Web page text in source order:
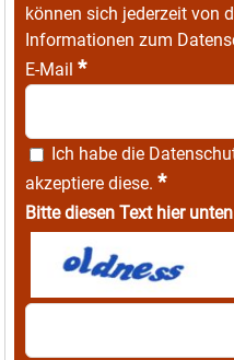
können sich jederzeit von
Informationen zum
E-Mail *
Ich habe die
akzeptiere diese. *
Bitte diesen Text hier